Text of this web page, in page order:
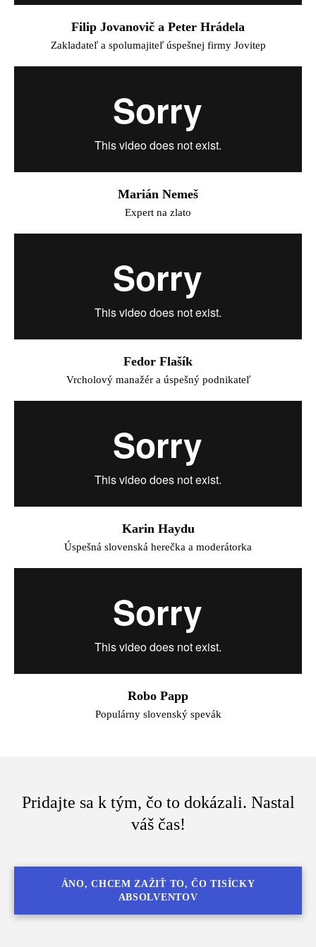
Filip Jovanovič a Peter Hrádela
Zakladateľ a spolumajiteľ úspešnej firmy Jovitep
Marián Nemeš
Expert na zlato
Fedor Flašík
Vrcholový manažér a úspešný podnikateľ
Karin Haydu
Úspešná slovenská herečka a moderátorka
Robo Papp
Populárny slovenský spevák
Pridajte sa k tým, čo to dokázali. Nastal
váš čas!
ÁNO, CHCEM ZAŽIŤ TO, ČO TISÍCKY
ABSOLVENTOV